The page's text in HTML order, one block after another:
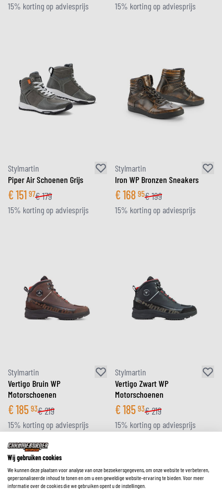
15% korting op adviesprijs 15% korting op adviesprijs
Stylmartin
Piper Air Schoenen Grijs
€151 97€179
15% korting op adviesprijs
Stylmartin
Iron WP Bronzen Sneakers
€168 95€199
15% korting op adviesprijs
Stylmartin
Vertigo Bruin WP
Motorschoenen
€185 93€219
15% korting op adviesprijs
Stylmartin
Vertigo Zwart WP
Motorschoenen
€185 93€219
15% korting op adviesprijs
Wij gebruiken cookies
We kunnen deze plaatsen voor analyse van onze bezoekersgegevens, om onze website te verbeteren,
gepersonaliseerde inhoud te tonen en om u een geweldige website-ervaring te bieden. Voor meer
informatie over de cookies die we gebruiken opent u de instellingen.